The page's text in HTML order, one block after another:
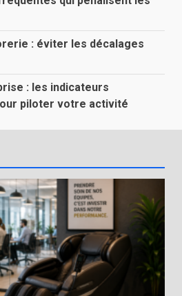
: éviter les décalages
: les indicateurs
piloter votre activité